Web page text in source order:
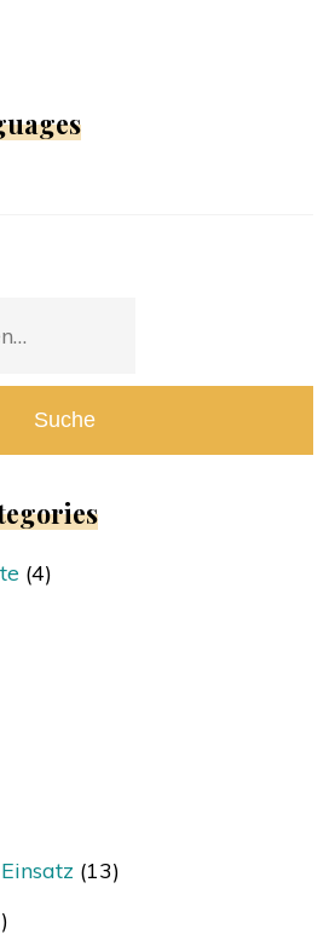
Suche
(4)
(13)